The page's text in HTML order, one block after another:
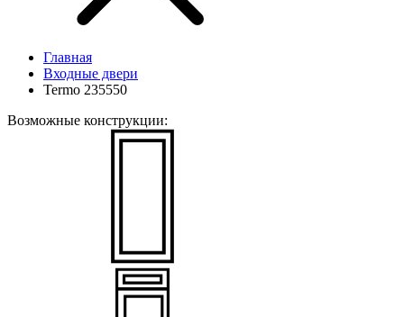
Главная
Входные двери
Termo 235550
Возможные конструкции: